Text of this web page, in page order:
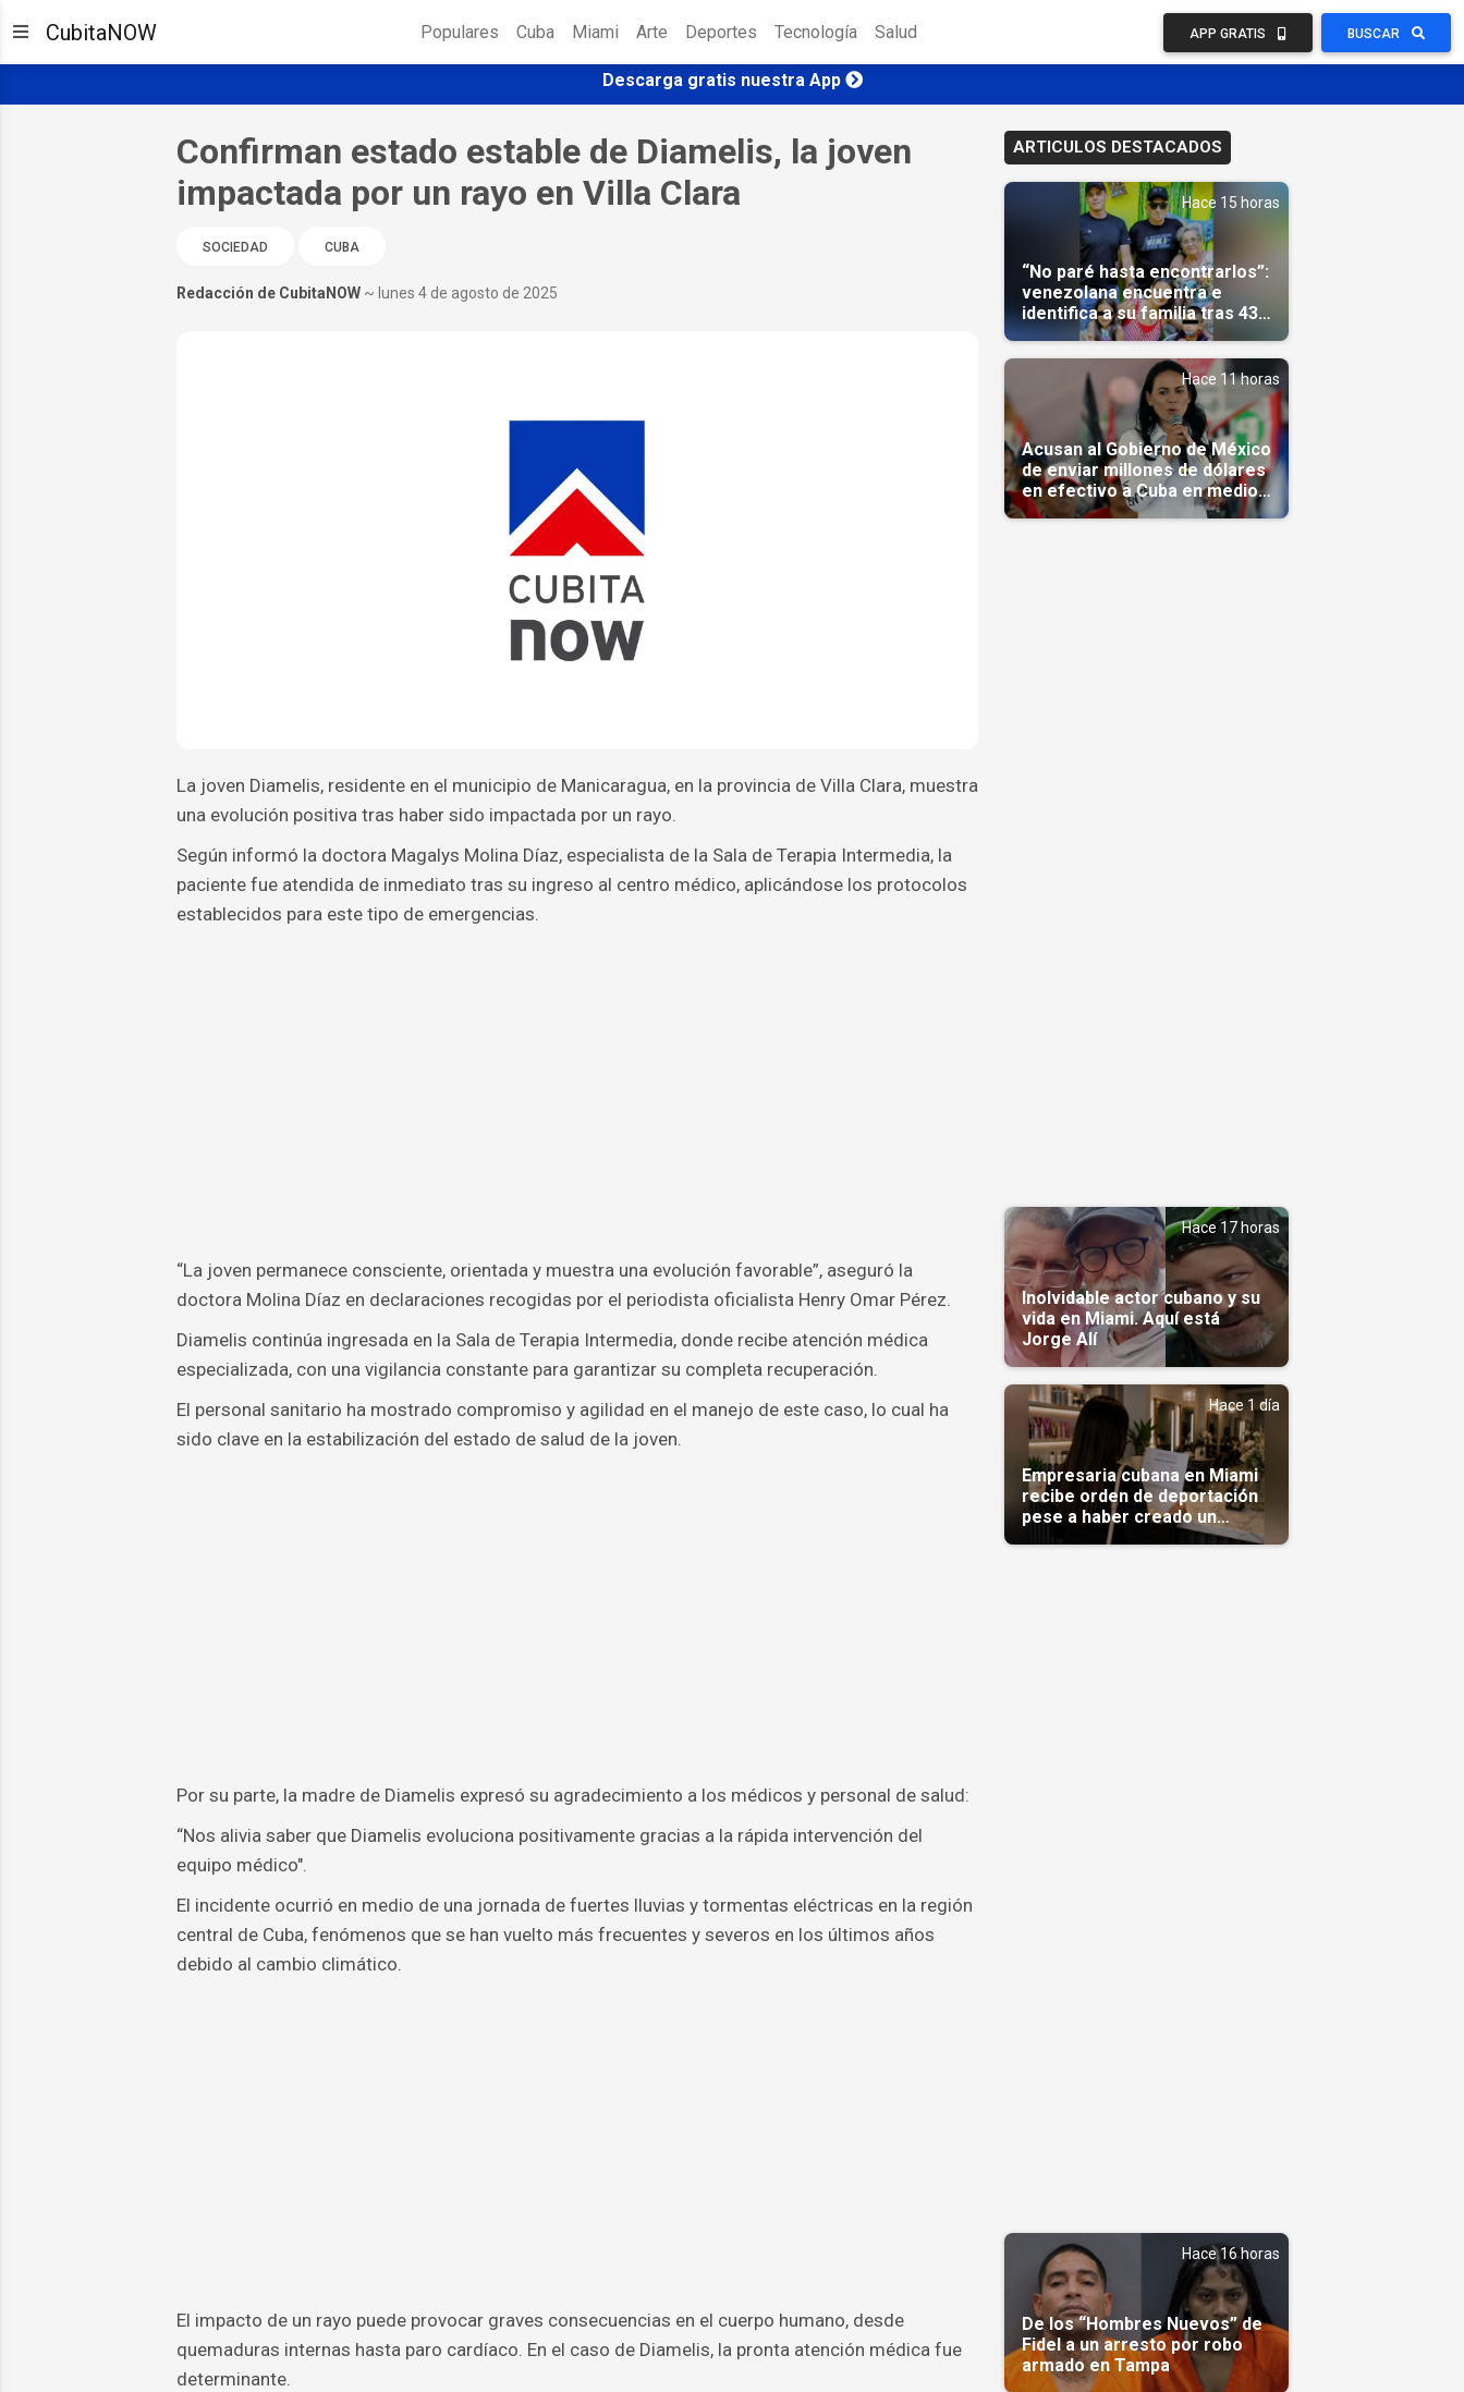
CubitaNOW Populares Cuba Miami Arte Deportes Tecnología Salud APP GRATIS BUSCAR
Descarga gratis nuestra App
Confirman estado estable de Diamelis, la joven
impactada por un rayo en Villa Clara
SOCIEDAD CUBA
Redacción de CubitaNOW ~ lunes 4 de agosto de 2025
La joven Diamelis, residente en el municipio de Manicaragua, en la provincia de Villa Clara, muestra
una evolución positiva tras haber sido impactada por un rayo.
Según informó la doctora Magalys Molina Díaz, especialista de la Sala de Terapia Intermedia, la
paciente fue atendida de inmediato tras su ingreso al centro médico, aplicándose los protocolos
establecidos para este tipo de emergencias.
“La joven permanece consciente, orientada y muestra una evolución favorable”, aseguró la
doctora Molina Díaz en declaraciones recogidas por el periodista oficialista Henry Omar Pérez.
Diamelis continúa ingresada en la Sala de Terapia Intermedia, donde recibe atención médica
especializada, con una vigilancia constante para garantizar su completa recuperación.
El personal sanitario ha mostrado compromiso y agilidad en el manejo de este caso, lo cual ha
sido clave en la estabilización del estado de salud de la joven.
Por su parte, la madre de Diamelis expresó su agradecimiento a los médicos y personal de salud:
“Nos alivia saber que Diamelis evoluciona positivamente gracias a la rápida intervención del
equipo médico".
El incidente ocurrió en medio de una jornada de fuertes lluvias y tormentas eléctricas en la región
central de Cuba, fenómenos que se han vuelto más frecuentes y severos en los últimos años
debido al cambio climático.
El impacto de un rayo puede provocar graves consecuencias en el cuerpo humano, desde
quemaduras internas hasta paro cardíaco. En el caso de Diamelis, la pronta atención médica fue
determinante.
ARTICULOS DESTACADOS
Hace 15 horas
“No paré hasta encontrarlos”:
venezolana encuentra e
identifica a su familia tras 43
días del terremoto
Hace 11 horas
Acusan al Gobierno de México
de enviar millones de dólares
en efectivo a Cuba en medio
de la crisis de la Isla
Hace 17 horas
Inolvidable actor cubano y su
vida en Miami. Aquí está
Jorge Alí
Hace 1 día
Empresaria cubana en Miami
recibe orden de deportación
pese a haber creado un
Hace 16 horas
De los “Hombres Nuevos” de
Fidel a un arresto por robo
armado en Tampa